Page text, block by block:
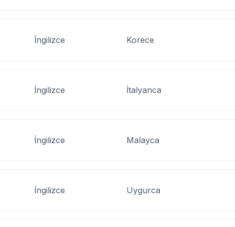
İngilizce Korece
İngilizce İtalyanca
İngilizce Malayca
İngilizce Uygurca